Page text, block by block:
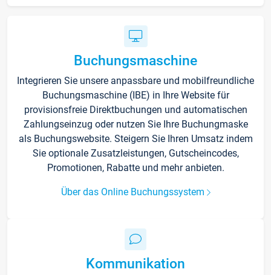
Buchungsmaschine
Integrieren Sie unsere anpassbare und mobilfreundliche
Buchungsmaschine (IBE) in Ihre Website für
provisionsfreie Direktbuchungen und automatischen
Zahlungseinzug oder nutzen Sie Ihre Buchungmaske
als Buchungswebsite. Steigern Sie Ihren Umsatz indem
Sie optionale Zusatzleistungen, Gutscheincodes,
Promotionen, Rabatte und mehr anbieten.
Über das Online Buchungssystem
Kommunikation